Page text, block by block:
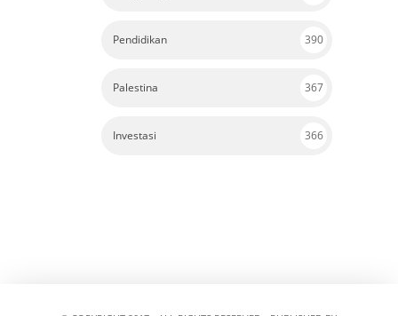
Pendidikan 390
Palestina 367
Investasi 366